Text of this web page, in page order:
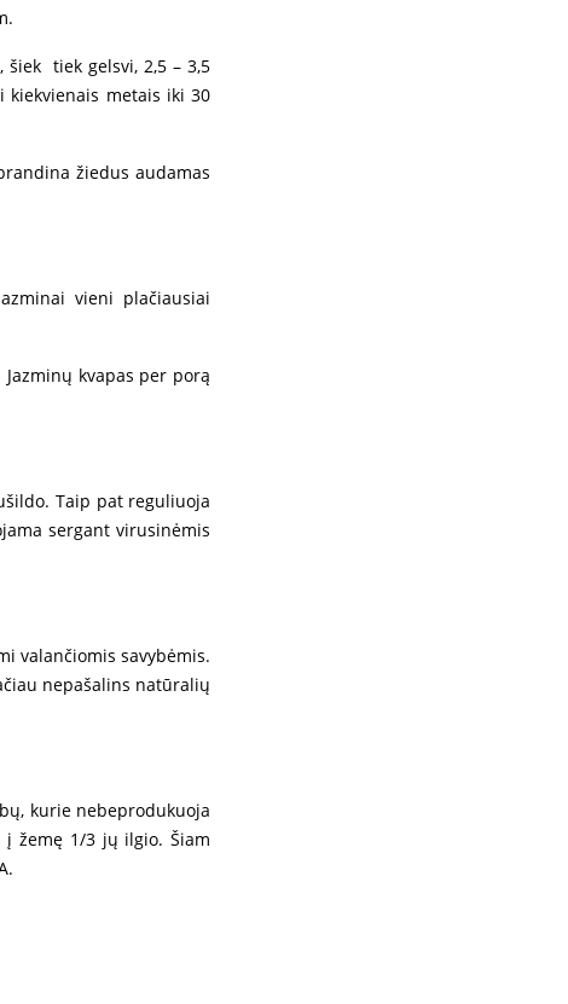
tiek gelsvi, 2,5 – 3,5
kiekvienais metais iki 30
žiedus audamas
vieni plačiausiai
kvapas per porą
Taip pat reguliuoja
sergant virusinėmis
valančiomis savybėmis.
nepašalins natūralių
kurie nebeprodukuoja
žemę 1/3 jų ilgio. Šiam
.